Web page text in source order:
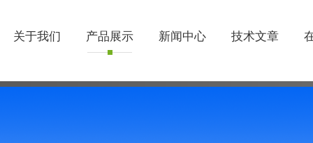
关于我们 产品展示 新闻中心 技术文章